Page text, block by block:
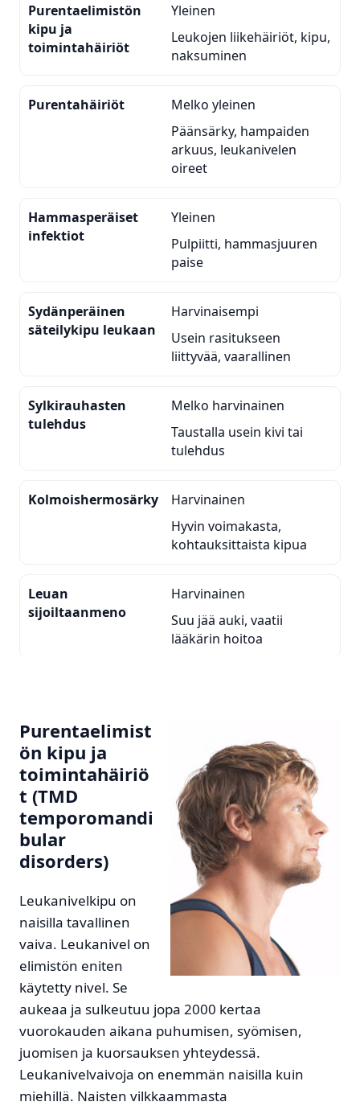
Purentaelimistön
kipu ja
toimintahäiriöt
Yleinen
Leukojen liikehäiriöt, kipu,
naksuminen
Purentahäiriöt
Melko yleinen
Päänsärky, hampaiden
arkuus, leukanivelen
oireet
Hammasperäiset
infektiot
Yleinen
Pulpiitti, hammasjuuren
paise
Sydänperäinen
säteilykipu leukaan
Harvinaisempi
Usein rasitukseen
liittyvää, vaarallinen
Sylkirauhasten
tulehdus
Melko harvinainen
Taustalla usein kivi tai
tulehdus
Kolmoishermosärky
Harvinainen
Hyvin voimakasta,
kohtauksittaista kipua
Leuan
sijoiltaanmeno
Harvinainen
Suu jää auki, vaatii
lääkärin hoitoa
Purentaelimist
ön kipu ja
toimintahäiriö
t (TMD
temporomandi
bular
disorders)
Leukanivelkipu on
naisilla tavallinen
vaiva. Leukanivel on
elimistön eniten
käytetty nivel. Se
aukeaa ja sulkeutuu jopa 2000 kertaa
vuorokauden aikana puhumisen, syömisen,
juomisen ja kuorsauksen yhteydessä.
Leukanivelvaivoja on enemmän naisilla kuin
miehillä. Naisten vilkkaammasta